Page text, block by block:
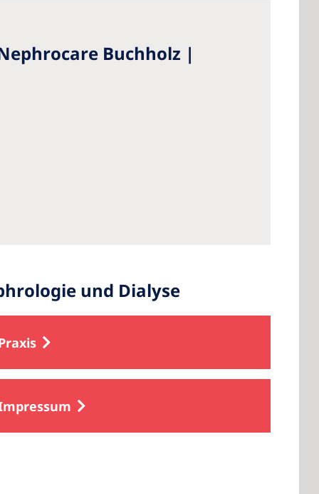
Buchholz |
und Dialyse